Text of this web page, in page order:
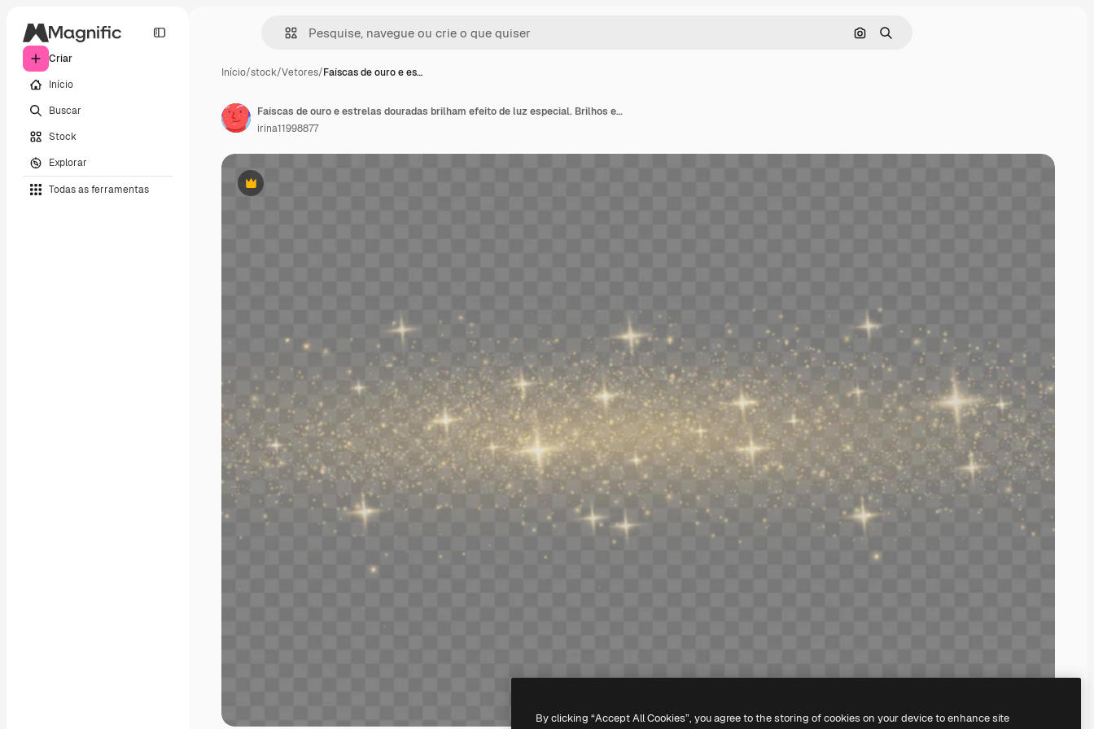
Criar
Início
Buscar
Stock
Explorar
Todas as ferramentas
Pesquisar por imagem
Buscar
Início/stock/Vetores/Faíscas de ouro e es…
Premium
Faíscas de ouro e estrelas douradas brilham efeito de luz especial. Brilhos em fundo transparente.
irina11998877
By clicking “Accept All Cookies”, you agree to the storing of cookies on your device to enhance site